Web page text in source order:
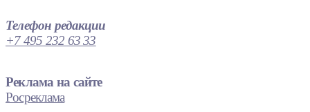
Телефон редакции
+7 495 232 63 33
Реклама на сайте
Росреклама